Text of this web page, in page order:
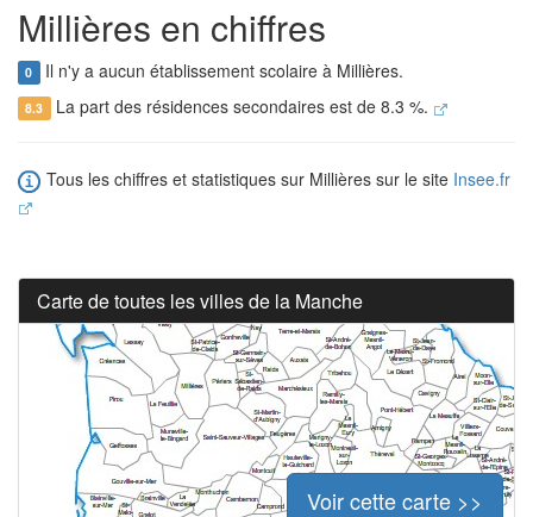
Millières en chiffres
0 Il n'y a aucun établissement scolaire à Millières.
8.3 La part des résidences secondaires est de 8.3 %.
Tous les chiffres et statistiques sur Millières sur le site Insee.fr
Carte de toutes les villes de la Manche
Voir cette carte >>